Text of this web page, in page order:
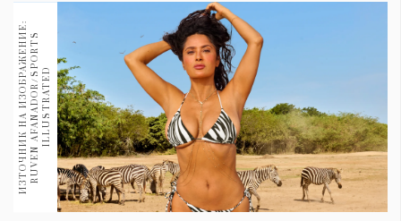
30+
Гурме 1709
Пътувай
237
Здраве 389
И
З
Т
О
Ч
Н
И
К
Н
А
И
З
О
Б
Р
А
Ж
Е
НИ
Е
:
R
U
V
E
N
A
F
A
N
A
D
O
R
/
S
P
O
R
TS
I
L
L
U
S
T
R
A
T
E D